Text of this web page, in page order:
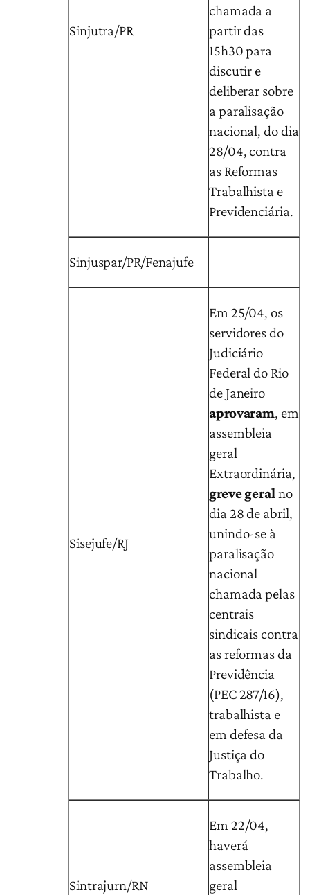
Sinjutra/PR
chamada a
partir das
15h30 para
discutir e
deliberar sobre
a paralisação
nacional, do dia
28/04, contra
as Reformas
Trabalhista e
Previdenciária.
Sinjuspar/PR/Fenajufe
Sisejufe/RJ
Em 25/04, os
servidores do
Judiciário
Federal do Rio
de Janeiro
aprovaram, em
assembleia
geral
Extraordinária,
greve geralno
dia 28 de abril,
unindo-se à
paralisação
nacional
chamada pelas
centrais
sindicais contra
as reformas da
Previdência
(PEC 287/16),
trabalhista e
em defesa da
Justiça do
Trabalho.
Sintrajurn/RN
Em 22/04,
haverá
assembleia
geral